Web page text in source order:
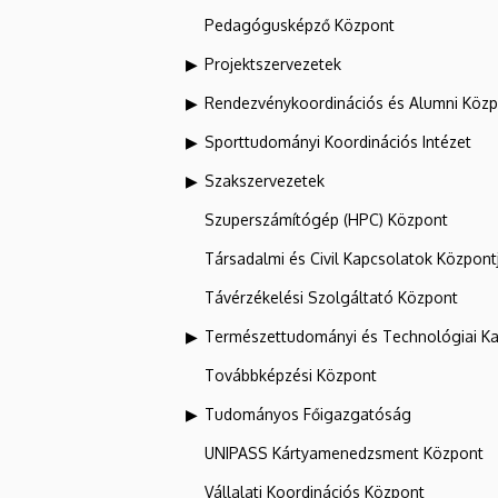
Pedagógusképző Központ
Projektszervezetek
Rendezvénykoordinációs és Alumni
Sporttudományi Koordinációs Intézet
Szakszervezetek
Szuperszámítógép (HPC) Központ
Társadalmi és Civil Kapcsolatok
Távérzékelési Szolgáltató Központ
Természettudományi és Technológiai
Továbbképzési Központ
Tudományos Főigazgatóság
UNIPASS Kártyamenedzsment Központ
Vállalati Koordinációs Központ